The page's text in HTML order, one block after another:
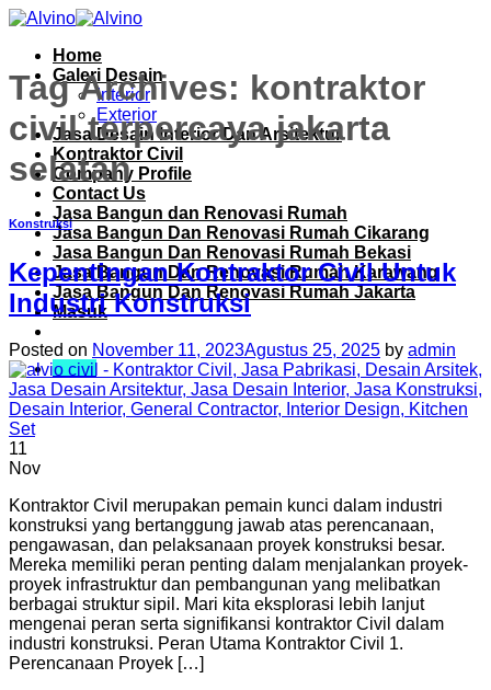
Skip
contentHome
Galeri Desain
Interior
Exterior
Jasa Desain Interior Dan Arsitektur
Kontraktor Civil
Company Profile
Contact Us
Jasa Bangun dan Renovasi Rumah
Jasa Bangun Dan Renovasi Rumah Cikarang
Jasa Bangun Dan Renovasi Rumah Bekasi
Jasa Bangun Dan Renovasi Rumah Karawang
Jasa Bangun Dan Renovasi Rumah Jakarta
Masuk
Menu
Tag Archives: kontraktor
civil terpercaya jakarta
selatan
Konstruksi
Kepentingan Kontraktor Civil Untuk
Industri Konstruksi
Posted on November 11, 2023Agustus 25, 2025 by admin
11
Nov
Kontraktor Civil merupakan pemain kunci dalam industri
konstruksi yang bertanggung jawab atas perencanaan,
pengawasan, dan pelaksanaan proyek konstruksi besar.
Mereka memiliki peran penting dalam menjalankan proyek-
proyek infrastruktur dan pembangunan yang melibatkan
berbagai struktur sipil. Mari kita eksplorasi lebih lanjut
mengenai peran serta signifikansi kontraktor Civil dalam
industri konstruksi. Peran Utama Kontraktor Civil 1.
Perencanaan Proyek […]